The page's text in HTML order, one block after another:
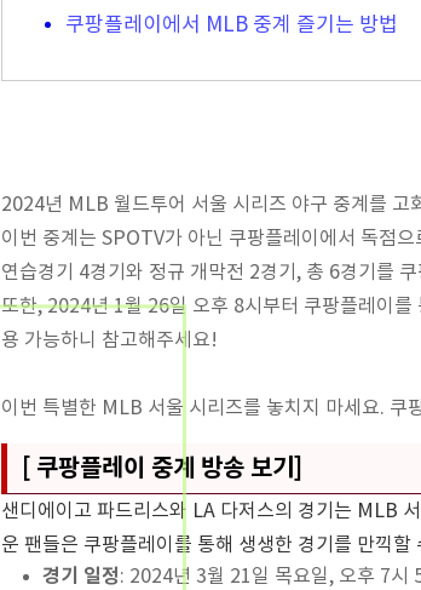
쿠팡플레이에서 MLB 중계 즐기는 방법
2024년 MLB 월드투어 서울 시리즈 야구 중계를 고
이번 중계는 SPOTV가 아닌 쿠팡플레이에서 독점으
연습경기 4경기와 정규 개막전 2경기, 총 6경기를
또한, 2024년 1월 26일 오후 8시부터 쿠팡플레이
용 가능하니 참고해주세요!
이번 특별한 MLB 서울 시리즈를 놓치지 마세요. 쿠
[ 쿠팡플레이 중계 방송 보기]
샌디에이고 파드리스와 LA 다저스의 경기는 MLB
운 팬들은 쿠팡플레이를 통해 생생한 경기를 만끽할
경기 일정: 2024년 3월 21일 목요일, 오후 7시